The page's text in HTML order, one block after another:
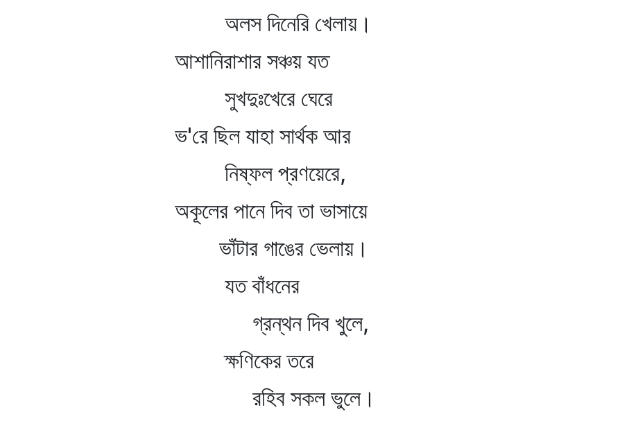
অলস দিনেরি খেলায়।
আশানিরাশার সঞ্চয় যত
সুখদুঃখেরে ঘেরে
ভ'রে ছিল যাহা সার্থক আর
নিষ্ফল প্রণয়েরে,
অকূলের পানে দিব তা ভাসায়ে
ভাঁটার গাঙের ভেলায়।
যত বাঁধনের
গ্রন্থন দিব খুলে,
ক্ষণিকের তরে
রহিব সকল ভুলে।